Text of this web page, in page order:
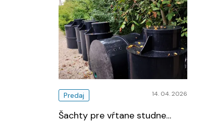
Predaj 14. 04. 2026
Šachty pre vŕtane studne…